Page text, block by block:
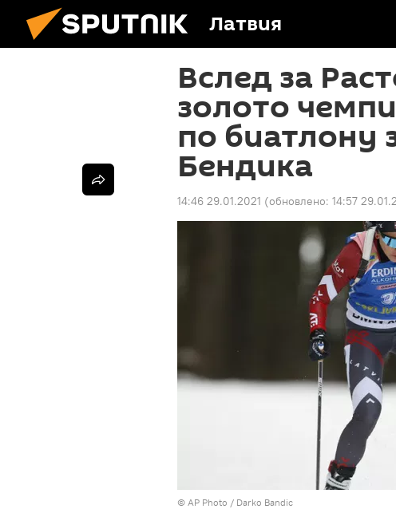
Латвия
Вслед за
золото
по биатлону
Бендика
14:46 29.01.2021 (обновлено: 14:57
© AP Photo / Darko Bandic